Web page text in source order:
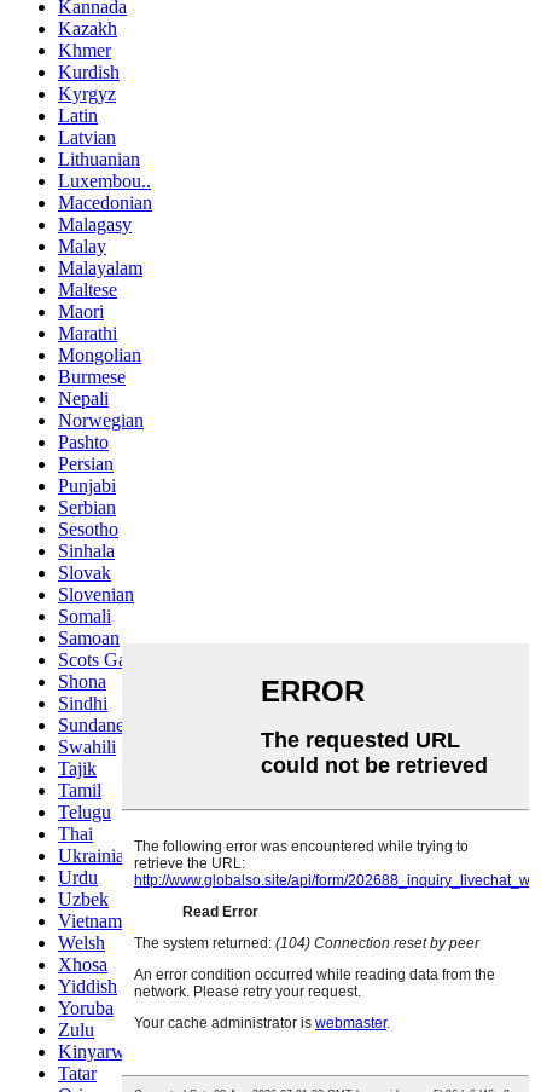
Kannada
Kazakh
Khmer
Kurdish
Kyrgyz
Latin
Latvian
Lithuanian
Luxembou..
Macedonian
Malagasy
Malay
Malayalam
Maltese
Maori
Marathi
Mongolian
Burmese
Nepali
Norwegian
Pashto
Persian
Punjabi
Serbian
Sesotho
Sinhala
Slovak
Slovenian
Somali
Samoan
Scots Gaelic
Shona
Sindhi
Sundanese
Swahili
Tajik
Tamil
Telugu
Thai
Ukrainian
Urdu
Uzbek
Vietnamese
Welsh
Xhosa
Yiddish
Yoruba
Zulu
Kinyarwanda
Tatar